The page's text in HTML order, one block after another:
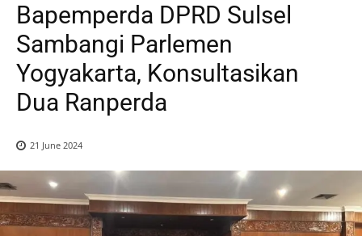
Bapemperda DPRD Sulsel
Sambangi Parlemen
Yogyakarta, Konsultasikan
Dua Ranperda
21 June 2024